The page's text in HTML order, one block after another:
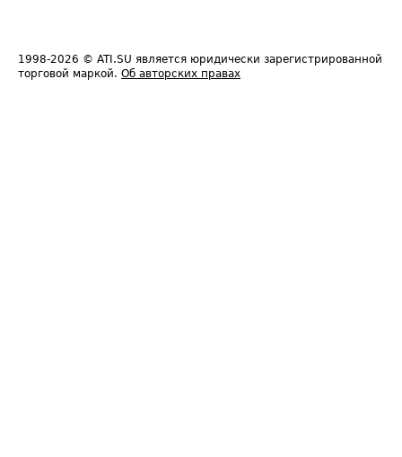
1998-2026 © ATI.SU является юридически зарегистрированной
торговой маркой. Об авторских правах